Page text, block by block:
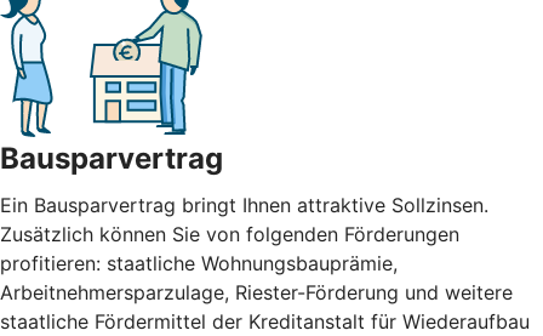
Bausparvertrag
Ein Bausparvertrag bringt Ihnen attraktive Sollzinsen.
Zusätzlich können Sie von folgenden Förderungen
profitieren: staatliche Wohnungsbauprämie,
Arbeitnehmersparzulage, Riester-Förderung und weitere
staatliche Fördermittel der Kreditanstalt für Wiederaufbau